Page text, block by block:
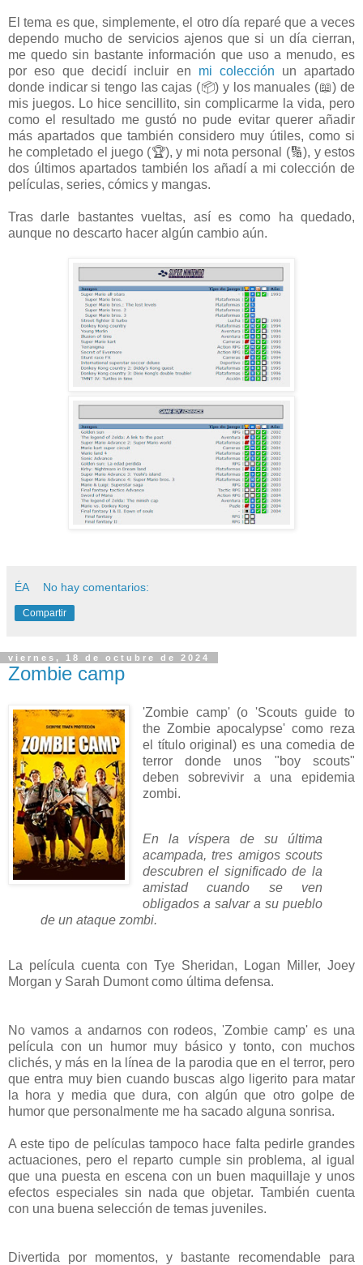
El tema es que, simplemente, el otro día reparé que a veces
dependo mucho de servicios ajenos que si un día cierran,
me quedo sin bastante información que uso a menudo, es
por eso que decidí incluir en mi colección un apartado
donde indicar si tengo las cajas (📦) y los manuales (📖) de
mis juegos. Lo hice sencillito, sin complicarme la vida, pero
como el resultado me gustó no pude evitar querer añadir
más apartados que también considero muy útiles, como si
he completado el juego (🏆), y mi nota personal (🔢), y estos
dos últimos apartados también los añadí a mi colección de
películas, series, cómics y mangas.
Tras darle bastantes vueltas, así es como ha quedado,
aunque no descarto hacer algún cambio aún.
ÉA No hay comentarios:
Compartir
viernes, 18 de octubre de 2024
Zombie camp
'Zombie camp' (o 'Scouts guide to
the Zombie apocalypse' como reza
el título original) es una comedia de
terror donde unos "boy scouts"
deben sobrevivir a una epidemia
zombi.
En la víspera de su última
acampada, tres amigos scouts
descubren el significado de la
amistad cuando se ven
obligados a salvar a su pueblo
de un ataque zombi.
La película cuenta con Tye Sheridan, Logan Miller, Joey
Morgan y Sarah Dumont como última defensa.
No vamos a andarnos con rodeos, 'Zombie camp' es una
película con un humor muy básico y tonto, con muchos
clichés, y más en la línea de la parodia que en el terror, pero
que entra muy bien cuando buscas algo ligerito para matar
la hora y media que dura, con algún que otro golpe de
humor que personalmente me ha sacado alguna sonrisa.
A este tipo de películas tampoco hace falta pedirle grandes
actuaciones, pero el reparto cumple sin problema, al igual
que una puesta en escena con un buen maquillaje y unos
efectos especiales sin nada que objetar. También cuenta
con una buena selección de temas juveniles.
Divertida por momentos, y bastante recomendable para